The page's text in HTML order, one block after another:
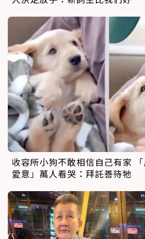
收容所小狗不敢相信自己有家
愛意」萬人看哭：拜託善待牠